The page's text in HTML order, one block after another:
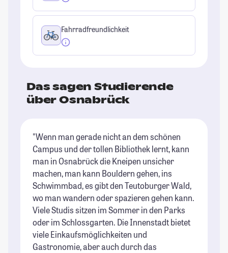
Fahrradfreundlichkeit
Das sagen Studierende
über Osnabrück
"Wenn man gerade nicht an dem schönen
Campus und der tollen Bibliothek lernt, kann
man in Osnabrück die Kneipen unsicher
machen, man kann Bouldern gehen, ins
Schwimmbad, es gibt den Teutoburger Wald,
wo man wandern oder spazieren gehen kann.
Viele Studis sitzen im Sommer in den Parks
oder im Schlossgarten. Die Innenstadt bietet
viele Einkaufsmöglichkeiten und
Gastronomie, aber auch durch das